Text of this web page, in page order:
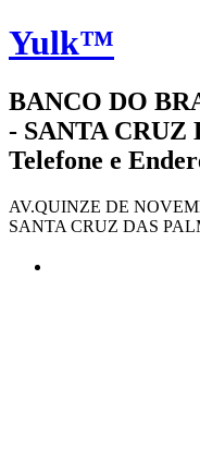
Yulk™
BANCO DO
- SANTA CRUZ
Telefone e
AV.QUINZE DE
SANTA CRUZ DAS